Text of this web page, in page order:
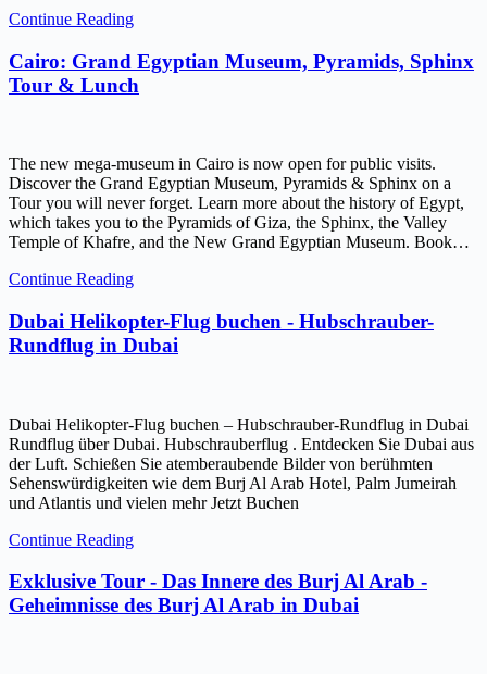
Continue Reading
Cairo: Grand Egyptian Museum, Pyramids, Sphinx
Tour & Lunch
The new mega-museum in Cairo is now open for public visits.
Discover the Grand Egyptian Museum, Pyramids & Sphinx on a
Tour you will never forget. Learn more about the history of Egypt,
which takes you to the Pyramids of Giza, the Sphinx, the Valley
Temple of Khafre, and the New Grand Egyptian Museum. Book…
Continue Reading
Dubai Helikopter-Flug buchen - Hubschrauber-
Rundflug in Dubai
Dubai Helikopter-Flug buchen – Hubschrauber-Rundflug in Dubai
Rundflug über Dubai. Hubschrauberflug . Entdecken Sie Dubai aus
der Luft. Schießen Sie atemberaubende Bilder von berühmten
Sehenswürdigkeiten wie dem Burj Al Arab Hotel, Palm Jumeirah
und Atlantis und vielen mehr Jetzt Buchen
Continue Reading
Exklusive Tour - Das Innere des Burj Al Arab -
Geheimnisse des Burj Al Arab in Dubai